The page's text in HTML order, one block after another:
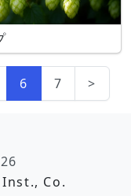
6 7 >
Co.